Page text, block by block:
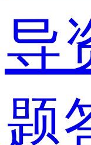
导
题